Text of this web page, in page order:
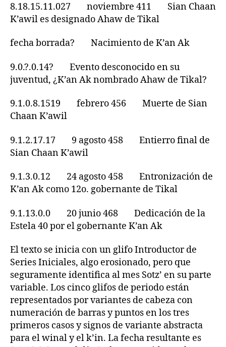
8.18.15.11.027 noviembre 411 Sian Chaan
K’awil es designado Ahaw de Tikal
fecha borrada? Nacimiento de K’an Ak
9.0.?.0.14? Evento desconocido en su
juventud, ¿K’an Ak nombrado Ahaw de Tikal?
9.1.0.8.1519 febrero 456 Muerte de Sian
Chaan K’awil
9.1.2.17.17 9 agosto 458 Entierro final de
Sian Chaan K’awil
9.1.3.0.12 24 agosto 458 Entronización de
K’an Ak como 12o. gobernante de Tikal
9.1.13.0.0 20 junio 468 Dedicación de la
Estela 40 por el gobernante K’an Ak
El texto se inicia con un glifo Introductor de
Series Iniciales, algo erosionado, pero que
seguramente identifica al mes Sotz’ en su parte
variable. Los cinco glifos de periodo están
representados por variantes de cabeza con
numeración de barras y puntos en los tres
primeros casos y signos de variante abstracta
para el winal y el k’in. La fecha resultante es